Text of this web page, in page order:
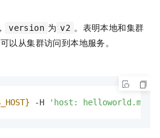
， version 为 v2 。表明本地和集群
以从集群访问到本地服务。
-H 'host: